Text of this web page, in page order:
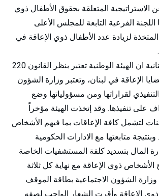
المتعلقة بحقوق الأطفال ذوي
اللجنة الفرعية التابعة للمجلس الأعلى
المتخذة لزيادة عدد الأطفال ذوي الإعاقة في
وافاد الحكومة اللبنانية ان الهيئة الوطنية تعتبر بنظر القانون 220
الإعاقة في لبنان، وتعتبر وزارة الشؤون
لقراراتها ومن مسؤولياتها وضع
على تنفيذها. وقد إتخذت الهيئة مؤخراً
لتشمل كافة الإعاقات بما فيهم الأشخاص
متابعتها مع الادارات الحكومية
المال بتسديد كلفة المستشفيات الخاصة
ذوي الإعاقة مع نهاية كل ثلاثة
الشؤون الاجتماعية بطاقة الموقف
الإعاقة وأقرت الشعار الواجب لصقه